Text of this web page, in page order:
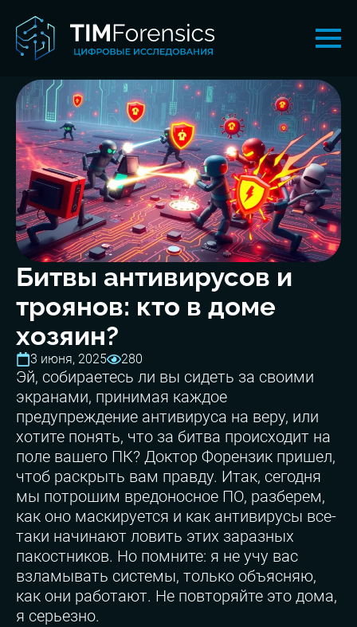
Битвы антивирусов и
троянов: кто в доме
хозяин?
3 июня, 2025 280
Эй, собираетесь ли вы сидеть за своими
экранами, принимая каждое
предупреждение антивируса на веру, или
хотите понять, что за битва происходит на
поле вашего ПК? Доктор Форензик пришел,
чтоб раскрыть вам правду. Итак, сегодня
мы потрошим вредоносное ПО, разберем,
как оно маскируется и как антивирусы все-
таки начинают ловить этих заразных
пакостников. Но помните: я не учу вас
взламывать системы, только объясняю,
как они работают. Не повторяйте это дома,
я серьезно.